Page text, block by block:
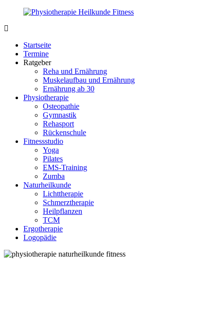
Zurück
Inhalt
Fit.de
Körper
Startseite
Termine
Ratgeber
Reha und Ernährung
Muskelaufbau und Ernährung
Ernährung ab 30
Physiotherapie
Osteopathie
Gymnastik
Rehasport
Rückenschule
Fitnessstudio
Yoga
Pilates
EMS-Training
Zumba
Naturheilkunde
Lichttherapie
Schmerztherapie
Heilpflanzen
TCM
Ergotherapie
Logopädie